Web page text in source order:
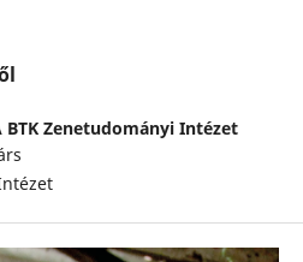
BTK Zenetudományi Intézet